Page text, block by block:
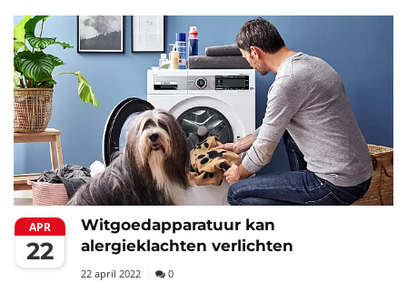
APR
22
Witgoedapparatuur kan
alergieklachten verlichten
22 april 2022 0